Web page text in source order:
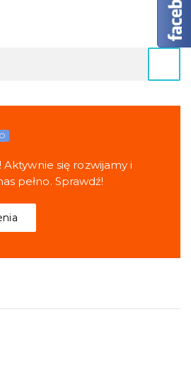
Aktywnie się rozwijamy i
pełno. Sprawdź!